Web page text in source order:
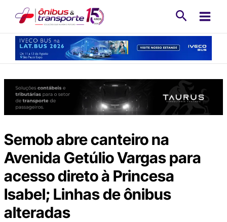
conteúdo
Semob abre canteiro na
Avenida Getúlio Vargas para
acesso direto à Princesa
Isabel; Linhas de ônibus
alteradas